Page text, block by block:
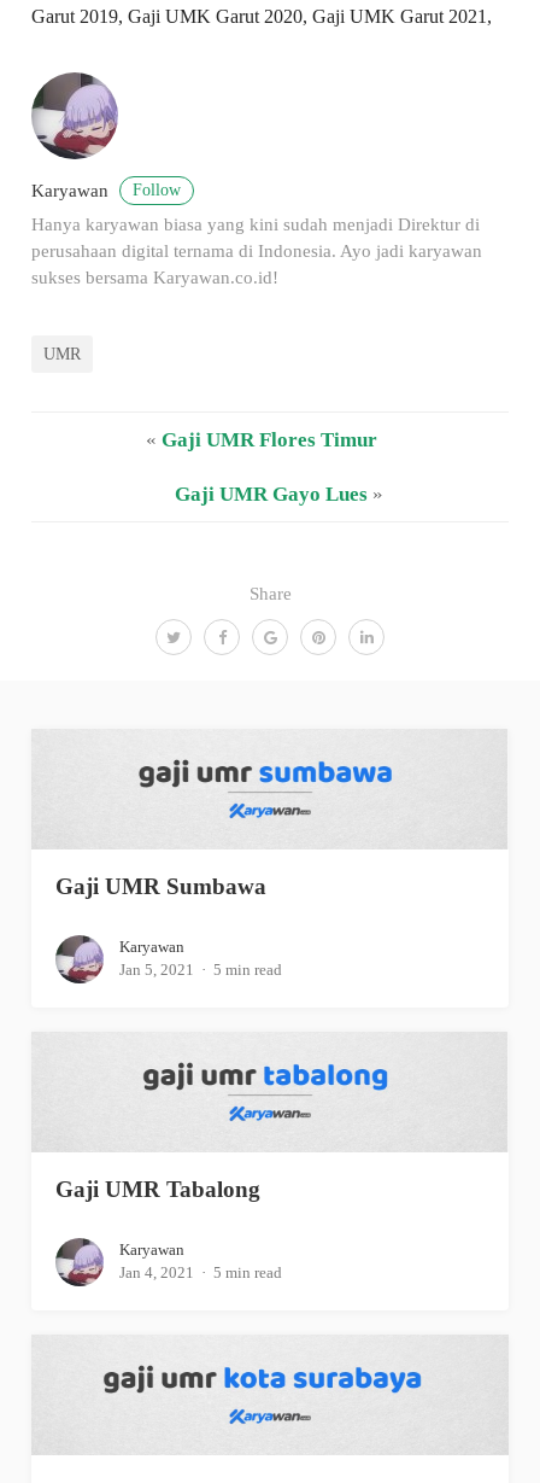
Share
Garut 2019, Gaji UMK Garut 2020, Gaji UMK Garut 2021,
Karyawan Follow
Hanya karyawan biasa yang kini sudah menjadi Direktur di
perusahaan digital ternama di Indonesia. Ayo jadi karyawan
sukses bersama Karyawan.co.id!
UMR
« Gaji UMR Flores Timur
Gaji UMR Gayo Lues »
Gaji UMR Sumbawa
Karyawan
Jan 5, 2021
5 min read
Gaji UMR Tabalong
Karyawan
Jan 4, 2021
5 min read